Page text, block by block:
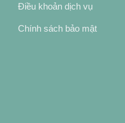
Điều khoản dịch vụ
Chính sách bảo mật